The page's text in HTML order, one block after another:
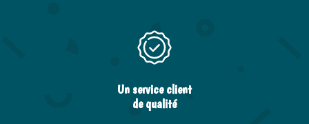
Un service client
de qualité